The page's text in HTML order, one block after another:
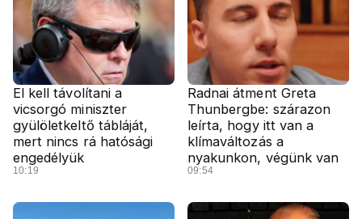
El kell távolítani a
vicsorgó miniszter
gyülöletkeltő tábláját,
mert nincs rá hatósági
engedélyük
10:19
Radnai átment Greta
Thunbergbe: szárazon
leírta, hogy itt van a
klímaváltozás a
nyakunkon, végünk van
09:54